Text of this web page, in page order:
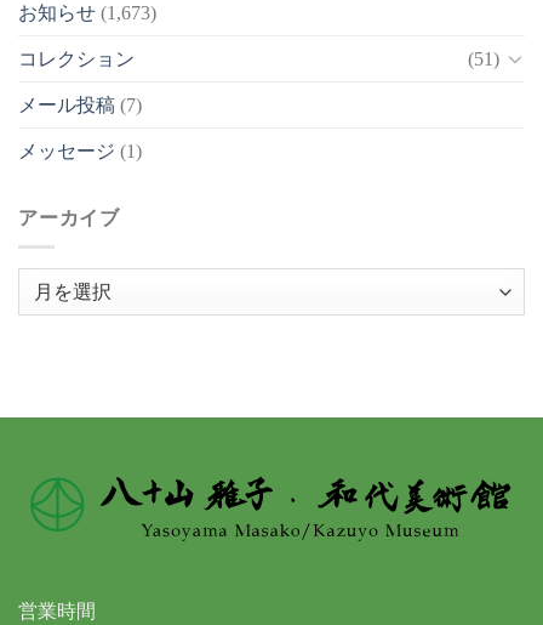
お知らせ (1,673)
コレクション (51)
メール投稿 (7)
メッセージ (1)
アーカイブ
営業時間